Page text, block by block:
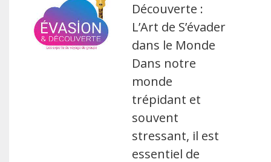
Découverte :
L’Art de S’évader
dans le Monde
Dans notre
monde
trépidant et
souvent
stressant, il est
essentiel de